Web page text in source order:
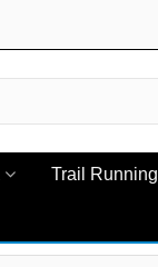
Trail Running